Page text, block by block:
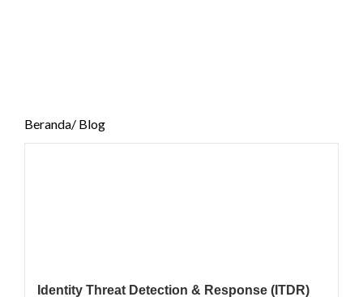
Beranda/ Blog
Identity Threat Detection & Response (ITDR)